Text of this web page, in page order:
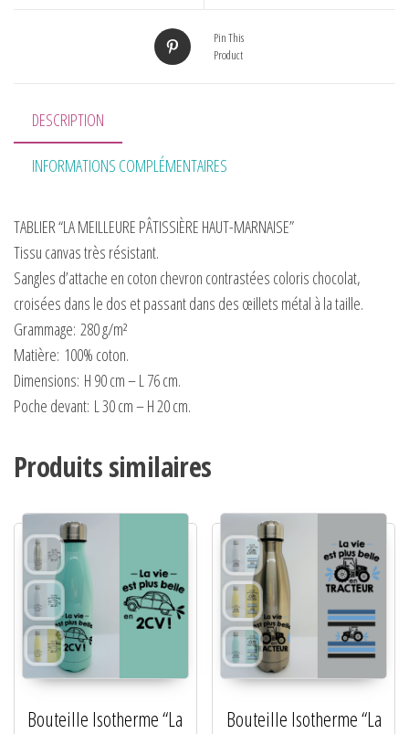
Pin This
Product
DESCRIPTION
INFORMATIONS COMPLÉMENTAIRES
TABLIER “LA MEILLEURE PÂTISSIÈRE HAUT-MARNAISE”
Tissu canvas très résistant.
Sangles d’attache en coton chevron contrastées coloris chocolat,
croisées dans le dos et passant dans des œillets métal à la taille.
Grammage: 280 g/m²
Matière: 100% coton.
Dimensions: H 90 cm – L 76 cm.
Poche devant: L 30 cm – H 20 cm.
Produits similaires
Bouteille Isotherme “La
Bouteille Isotherme “La